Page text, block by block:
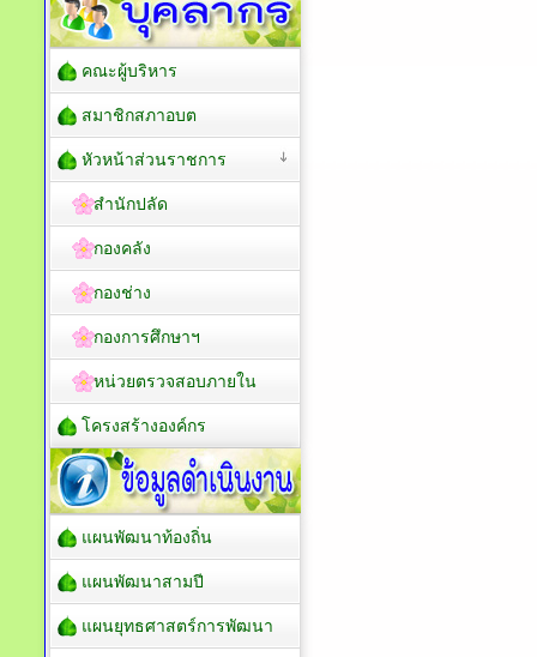
คณะผู้บริหาร
สมาชิกสภาอบต
หัวหน้าส่วนราชการ
สำนักปลัด
กองคลัง
กองช่าง
กองการศึกษาฯ
หน่วยตรวจสอบภายใน
โครงสร้างองค์กร
แผนพัฒนาท้องถิ่น
แผนพัฒนาสามปี
แผนยุทธศาสตร์การพัฒนา